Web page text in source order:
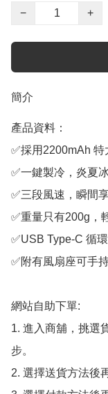
−
+
簡介
產品資料：
✅採用2200mAh 特
✅一鍵製冷，炎夏
✅三段風速，瞬間
✅重量只有200g，
✅USB Type-C 循
✅附有風扇座可手
網站自助下單:
1. 進入商舖，挑選
步。
2. 選擇送貨方法後